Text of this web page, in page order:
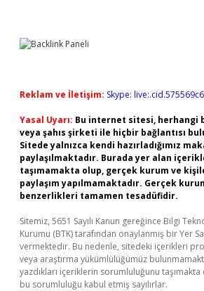
Reklam ve İletişim: Skype:
Yasal Uyarı: Bu internet sitesi, herhangi
veya şahıs şirketi ile hiçbir bağlantısı
Sitede yalnızca kendi hazırladığımız
paylaşılmaktadır. Burada yer alan
taşımamakta olup, gerçek kurum ve
paylaşım yapılmamaktadır. Gerçek
benzerlikleri tamamen tesadüfidir.
Sitemiz, 5651 Sayılı Kanun gereğince Bilgi
Kurumu (BTK) tarafından onaylanmış bir Yer
vermektedir. Bu nedenle, sitedeki içerikleri
veya araştırma yükümlülüğümüz
yazdıkları içeriklerin sorumluluğunu
bu sorumluluğu kabul etmiş sayılırlar.